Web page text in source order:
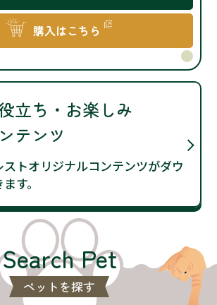
購入はこちら
立ち・お楽しみ
テンツ
トオリジナルコンテンツがダウ
す。
Search Pet
ペットを探す